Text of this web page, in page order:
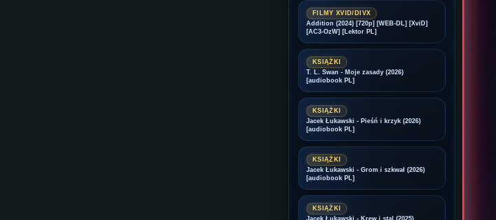
FILMY XVID/DIVX
Addition (2024) [720p] [WEB-DL] [XviD]
[AC3-OzW] [Lektor PL]
KSIĄŻKI
T. L. Swan - Moje zasady (2026)
[audiobook PL]
KSIĄŻKI
Jacek Łukawski - Pieśń i krzyk (2026)
[audiobook PL]
KSIĄŻKI
Jacek Łukawski - Grom i szkwał (2026)
[audiobook PL]
KSIĄŻKI
Jacek Łukawski - Krew i stal (2025)